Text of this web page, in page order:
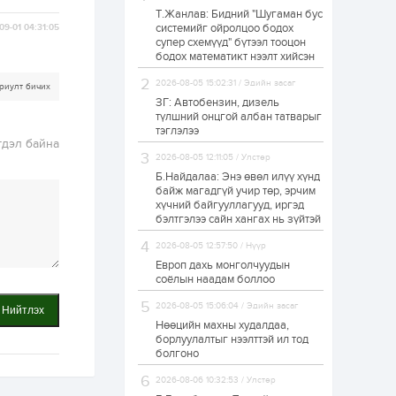
01 04:31:05
бичих
байна
Нийтлэх
Н.Номтойбаяр:
Аймгуудад
тулгамдаж буй
асуудлуудыг долоо
хоног бүр Засгийн
газрын...
1 өдөр 0
УИХ-ын дарга
С.Бямбацогт төрийг
тахих төрийн
тахилгад оролцлоо
1 өдөр 4 0
“Хотын дарга сонсож
байна” 150150 тусгай
дугаарыг
наймдугаар сарын
1 өдөр
“Чингис хаан” олон
улсын нисэх буудал
руу нийтийн тээврийн
автобус 24 цагаар
Т.Жанлав: Бидний "Шугаман бус
системийг ойролцоо бодох
супер схемүүд" бүтээл тооцон
бодох математикт нээлт хийсэн
2026-08-05 15:02:31 / Эдийн засаг
ЗГ: Автобензин, дизель
түлшний онцгой албан татварыг
тэглэлээ
2026-08-05 12:11:05 / Улстөр
Б.Найдалаа: Энэ өвөл илүү хүнд
байж магадгүй учир төр, эрчим
хүчний байгууллагууд, иргэд
бэлтгэлээ сайн хангах нь зүйтэй
2026-08-05 12:57:50 / Нүүр
Европ дахь монголчуудын
соёлын наадам боллоо
2026-08-05 15:06:04 / Эдийн засаг
Нөөцийн махны худалдаа,
борлуулалтыг нээлттэй ил тод
болгоно
2026-08-06 10:32:53 / Улстөр